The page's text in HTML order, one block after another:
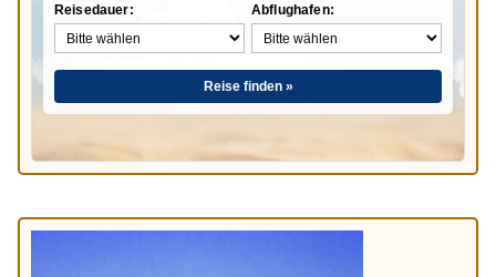
Reisedauer: Abflughafen:
Reise finden »